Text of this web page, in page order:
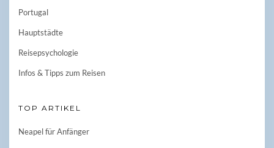
Portugal
Hauptstädte
Reisepsychologie
Infos & Tipps zum Reisen
TOP ARTIKEL
Neapel für Anfänger